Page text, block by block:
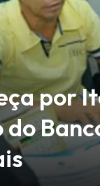
por